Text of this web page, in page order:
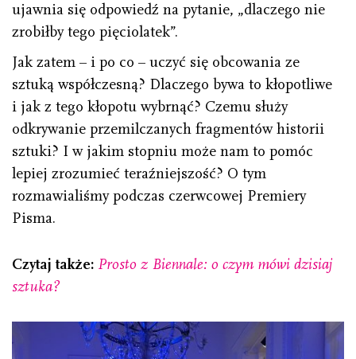
ujawnia się odpowiedź na pytanie, „dlaczego nie
zrobiłby tego pięciolatek”.
Jak zatem – i po co – uczyć się obcowania ze
sztuką współczesną? Dlaczego bywa to kłopotliwe
i jak z tego kłopotu wybrnąć? Czemu służy
odkrywanie przemilczanych fragmentów historii
sztuki? I w jakim stopniu może nam to pomóc
lepiej zrozumieć teraźniejszość? O tym
rozmawialiśmy podczas czerwcowej Premiery
Pisma.
Czytaj także: Prosto z Biennale: o czym mówi dzisiaj
sztuka?